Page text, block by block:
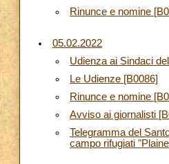
Rinunce e nomine
05.02.2022
Udienza ai Sindaci
Le Udienze [B0086]
Rinunce e nomine
Avviso ai giornalisti
Telegramma del
campo rifugiati